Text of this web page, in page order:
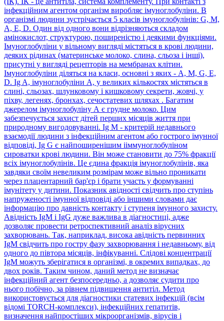
інфекційним агентом організм виробляє імуноглобуліни. В
організмі людини зустрічається 5 класів імуноглобулінів: G, M,
A, E, D. Один від одного вони відрізняються складом
амінокислот, структурою, поширеністю і деякими функціями.
Імуноглобуліни у вільному вигляді містяться в крові людини,
деяких рідинах (материнське молоко, слина, сльоза і інші),
присутні у вигляді рецепторів на мембранах клітин.
Імуноглобуліни діляться на класи, основні з яких - А, M, G, E,
D. Ig A, імуноглобуліни А, у великих кількостях містяться в
слині, сльозах, шлунковому і кишковому секрети, жовчі, у
піхву, легенях, бронхах, сечостатевих шляхах . Багатим
джерелом імуноглобуліну А є грудне молоко. Цим
забезпечується захист дітей перших місяців життя при
природному вигодовуванні. Ig M - критерій недавнього
взаємодії людини з інфекційним агентом або гострого імунної
відповіді, Ig G є найпоширенішим ііммуноглобуліном
сироватки крові людини. Він може становити до 75% фракції
всіх імуноглобулінів. Це єдина фракція імуноглобулінів, яка
завдяки своїм невеликим розмірам може вільно проникати
через плацентарний бар'єр і брати участь у формуванні
імунітету у дитини. Показник авідності свідчить про ступінь
напруженості імунної відповіді або іншими словами дає
інформацію про давність контакту і ступеня імунного захисту.
Авідність IgM і IgG дуже важлива в діагностиці, адже
дозволяє провести ретроспективний аналіз вірусних
захворювань. Так, наприклад, висока авідність первинних
IgM свідчить про гостру фазу захворювання і недавньому, від
одного до півтора місяців, інфікуванні. Слідові концентрації
IgM можуть зберігатися в організмі, в окремих випадках, до
двох років. Таким чином, даний метод не визначає
інфекційний агент безпосередньо, а дозволяє судити про
нього побічно, за рівнем підвищення антитіл. Метод
використовується для діагностики статевих інфекцій (всім
відомі TORCH-комплекси), інфекційних гепатитів,
визначення найпростіших мікроорганізмів, вірусів і